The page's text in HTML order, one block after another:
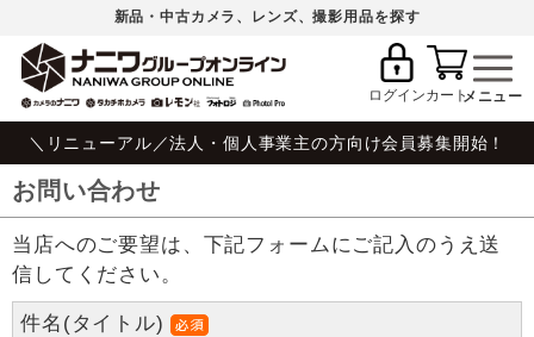
新品・中古カメラ、レンズ、撮影用品を探す
ログインカート
＼リニューアル／法人・個人事業主の方向け会員募集開始！
お問い合わせ
当店へのご要望は、下記フォームにご記入のうえ送
信してください。
件名(タイトル)